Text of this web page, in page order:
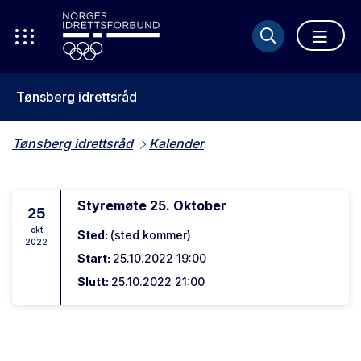
Tønsberg idrettsråd
Tønsberg idrettsråd Kalender
25
okt
2022
Styremøte 25. Oktober
Sted: (sted kommer)
Start: 25.10.2022 19:00
Slutt: 25.10.2022 21:00